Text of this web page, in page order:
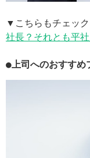
▼こちらもチェック
社長？それとも平
●上司へのおすす